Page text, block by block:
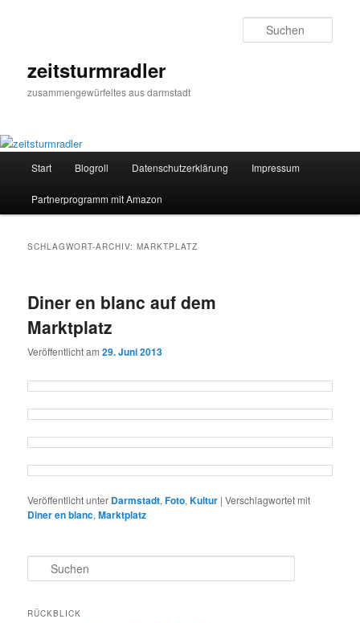
zeitsturmradler
zusammengewürfeltes aus darmstadt
Start Blogroll Datenschutzerklärung Impressum
Partnerprogramm mit Amazon
SCHLAGWORT-ARCHIV:MARKTPLATZ
Diner en blanc auf dem
Marktplatz
Veröffentlicht am29. Juni 2013
Veröffentlicht unter Darmstadt,Foto,Kultur |Verschlagwortet mit
Diner en blanc,Marktplatz
u
h
RÜCKBLICK